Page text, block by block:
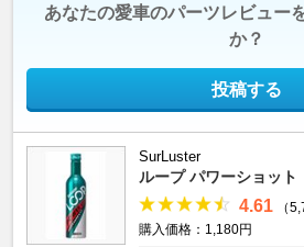
あなたの愛車のパーツレビュー
か？
投稿する
SurLuster
ループ パワーショット
4.61
（
購入価格：1,180円